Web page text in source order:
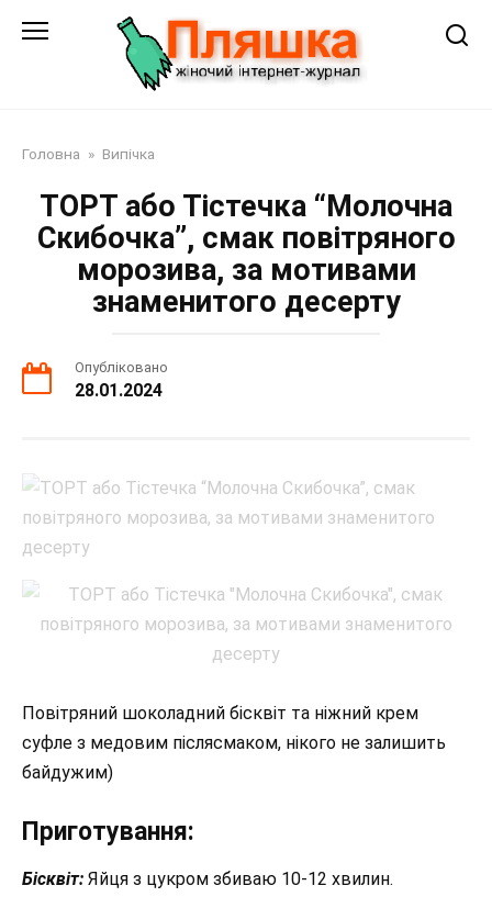
Головна » Випічка
ТОРТ або Тістечка “Молочна
Скибочка”, смак повітряного
морозива, за мотивами
знаменитого десерту
Опубліковано
28.01.2024
Повітряний шоколадний бісквіт та ніжний крем
суфле з медовим післясмаком, нікого не залишить
байдужим)
Приготування:
Бісквіт: Яйця з цукром збиваю 10-12 хвилин.